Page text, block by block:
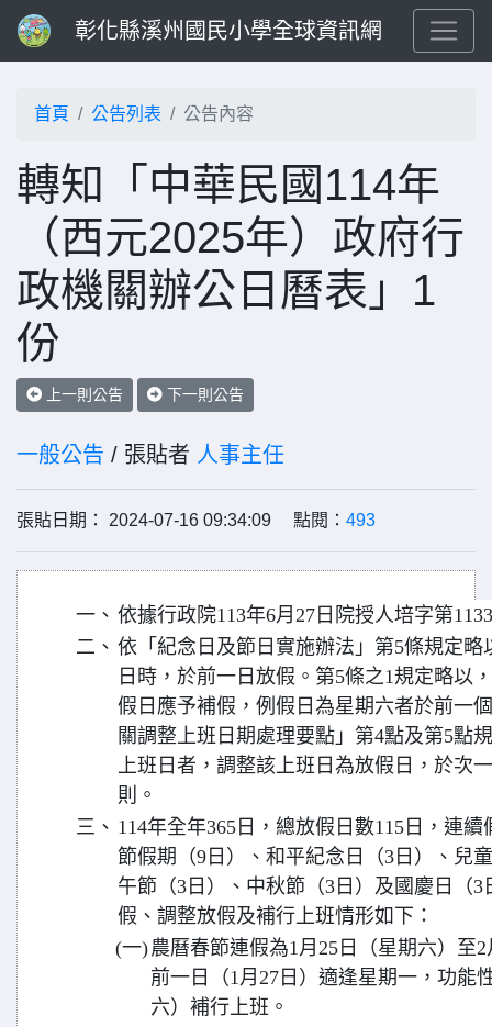
彰化縣溪州國民小學全球資訊網
首頁 公告列表 公告內容
轉知「中華民國114年
（西元2025年）政府行
政機關辦公日曆表」1
份
上一則公告 下一則公告
一般公告 / 張貼者 人事主任
張貼日期： 2024-07-16 09:34:09 點閱： 493
一、 依據行政院113年6月27日院授人培字第
二、 依「紀念日及節日實施辦法」第5條規定
日時，於前一日放假。第5條之1規定略以
假日應予補假，例假日為星期六者於前一
關調整上班日期處理要點」第4點及第5點
上班日者，調整該上班日為放假日，於次
則。
三、 114年全年365日，總放假日數115日，連
節假期（9日）、和平紀念日（3日）、兒
午節（3日）、中秋節（3日）及國慶日（
假、調整放假及補行上班情形如下：
(一)農曆春節連假為1月25日（星期六）至
前一日（1月27日）適逢星期一，功能
六）補行上班。